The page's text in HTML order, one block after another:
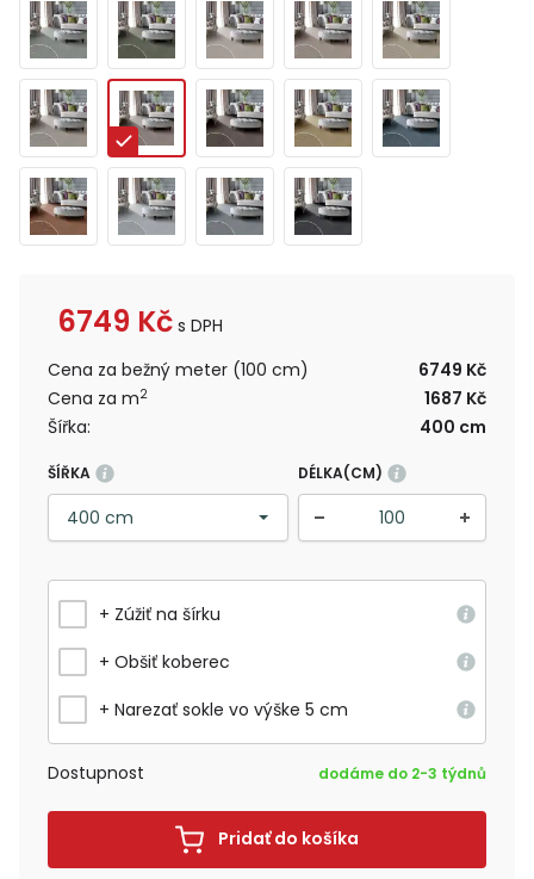
6749 Kč s DPH
Cena za bežný meter (100 cm)
6749 Kč
Cena za m2
1687 Kč
Šířka:
400 cm
ŠÍŘKA DÉLKA(CM)
+ Zúžiť na šírku
+ Obšiť koberec
+ Narezať sokle vo výške 5 cm
Dostupnost dodáme do 2-3 týdnů
Pridať do košíka